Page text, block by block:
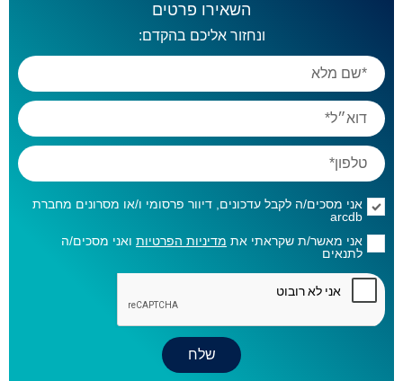
השאירו פרטים
ונחזור אליכם בהקדם:
אני מסכים/ה לקבל עדכונים, דיוור פרסומי ו/או מסרונים מחברת
arcdb
אני מאשר/ת שקראתי את מדיניות הפרטיות ואני מסכים/ה
לתנאים